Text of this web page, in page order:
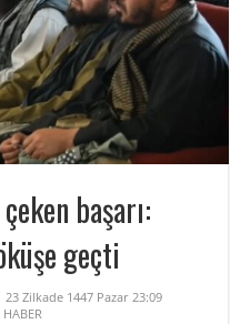
başarı:
geçti
23 Zilkade 1447 Pazar 23:09
HABER